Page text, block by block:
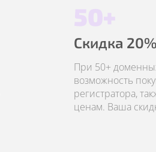
50+
Скидка 20%
При 50+
возможность
регистратора,
ценам. Ваша